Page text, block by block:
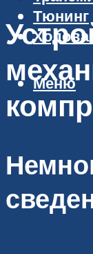
Тюнинг
Меню